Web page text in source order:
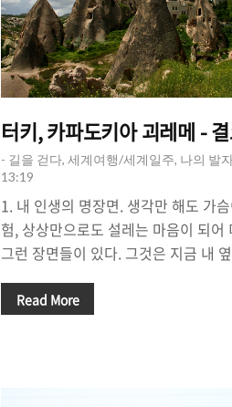
터키, 카파도키아 괴레메 -
- 길을 걷다, 세계여행/세계일주, 나의 발
13:19
1. 내 인생의 명장면. 생각만 해도 가
험, 상상만으로도 설레는 마음이 되어
그런 장면들이 있다. 그것은 지금 내
상 속의 한 장면, 혹은 여행을 통해 마
명소가 많지만, 모든 명소가 그에 걸
Read More